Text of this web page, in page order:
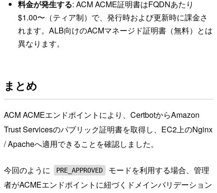
料金が発生する: ACM ACME証明書はFQDNあたり
$1.00〜（ティア制）で、発行時および更新時に課金さ
れます。ALB向けのACMマネージド証明書（無料）とは
異なります。
まとめ
ACM ACMEエンドポイントにより、CertbotからAmazon
Trust Servicesのパブリック証明書を取得し、EC2上のNginx
/ Apacheへ適用できることを確認しました。
今回のように PRE_APPROVED
モードを利用する場合、管理
者がACMEエンドポイントに紐づくドメインバリデーション